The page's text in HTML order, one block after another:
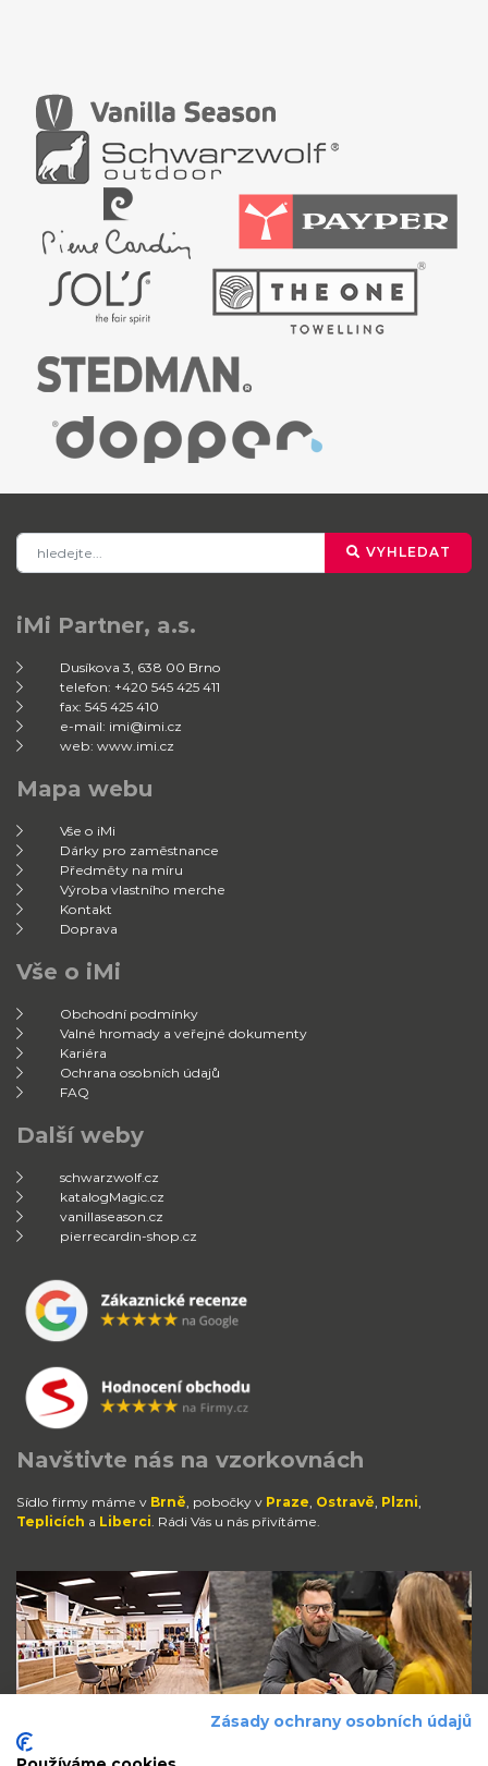
VYHLEDAT
iMi Partner, a.s.
Dusíkova 3, 638 00 Brno
telefon: +420 545 425 411
fax: 545 425 410
e-mail: imi@imi.cz
web: www.imi.cz
Mapa webu
Vše o iMi
Dárky pro zaměstnance
Předměty na míru
Výroba vlastního merche
Kontakt
Doprava
Vše o iMi
Obchodní podmínky
Valné hromady a veřejné dokumenty
Kariéra
Ochrana osobních údajů
FAQ
Další weby
schwarzwolf.cz
katalogMagic.cz
vanillaseason.cz
pierrecardin-shop.cz
Navštivte nás na vzorkovnách
Sídlo firmy máme v Brně , pobočky v Praze Ostravě Plzni
Teplicích a Liberci . Rádi Vás u nás přivítáme.
Zásady ochrany osobních údajů